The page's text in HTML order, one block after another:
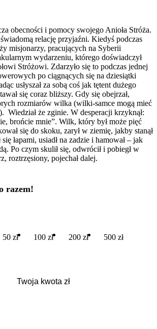
obecności i pomocy swojego Anioła Stróża.
relację przyjaźni. Kiedyś podczas
misjonarzy, pracujących na Syberii
wydarzeniu, którego doświadczył
Stróżowi. Zdarzyło się to podczas jednej
po ciągnących się na dziesiątki
usłyszał za sobą coś jak tętent dużego
się coraz bliższy. Gdy się obejrzał,
rozmiarów wilka (wilki-samce mogą mieć
Wiedział że zginie. W desperacji krzyknął:
brońcie mnie”. Wilk, który był może pięć
się do skoku, zarył w ziemię, jakby stanął
łapami, usiadł na zadzie i hamował – jak
Po czym skulił się, odwrócił i pobiegł w
roztrzęsiony, pojechał dalej.
razem!
50 zł 100 zł 200 zł 500 zł